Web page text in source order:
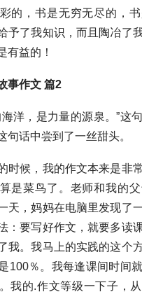
的，书是无穷无尽的，
予了我知识，而且陶冶了
有益的！
事作文 篇2
洋，是力量的源泉。”这
句话中尝到了一丝甜头。
时候，我的作文本来是非
是菜鸟了。老师和我的
天，妈妈在电脑里发现了
：要写好作文，就要多读
我。我马上的实践的这个
100％。我每逢课间时间
我的.作文等级一下子，